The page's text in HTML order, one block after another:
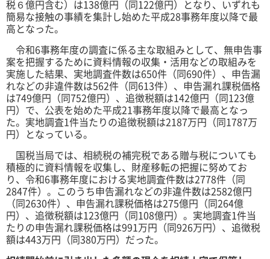
税６億円含む）は138億円（同122億円）となり、いずれも
簡易な接触の事績を集計し始めた平成28事務年度以降で最
高となった。
令和6事務年度の調査に係る主な取組みとして、無申告事
案を把握するために資料情報の収集・活用などの取組みを
実施した結果、実地調査件数は650件（同690件）、申告漏
れなどの非違件数は562件（同613件）、申告漏れ課税価格
は749億円（同752億円）、追徴税額は142億円（同123億
円）で、公表を始めた平成21事務年度以降で最高となっ
た。実地調査1件当たりの追徴税額は2187万円（同1787万
円）となっている。
国税当局では、相続税の補完税である贈与税についても
積極的に資料情報を収集し、財産移転の把握に努めてお
り、令和6事務年度における実地調査件数は2778件（同
2847件）。このうち申告漏れなどの非違件数は2582億円
（同2630件）、申告漏れ課税価格は275億円（同264億
円）、追徴税額は123億円（同108億円）。実地調査1件当
たりの申告漏れ課税価格は991万円（同926万円）、追徴税
額は443万円（同380万円）だった。